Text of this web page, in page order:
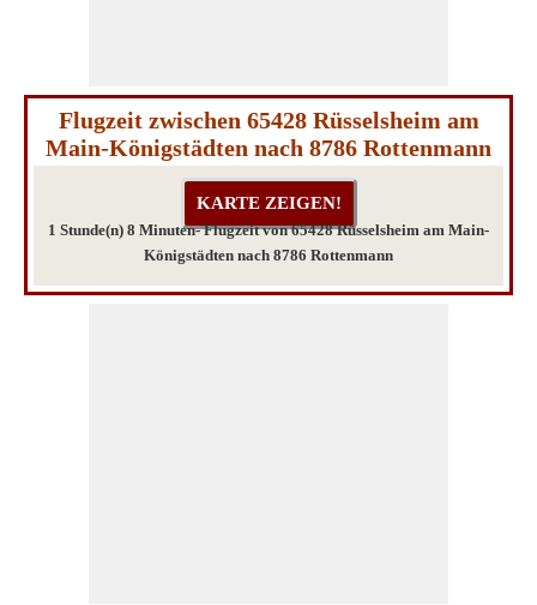
Flugzeit zwischen 65428 Rüsselsheim am
Main-Königstädten nach 8786 Rottenmann
1 Stunde(n) 8 Minuten- Flugzeit von 65428 Rüsselsheim am Main-
Königstädten nach 8786 Rottenmann